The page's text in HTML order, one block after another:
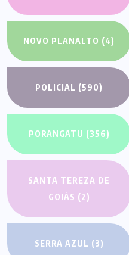
NOVO PLANALTO (4)
POLICIAL (590)
PORANGATU (356)
SANTA TEREZA DE
GOIÁS (2)
SERRA AZUL (3)